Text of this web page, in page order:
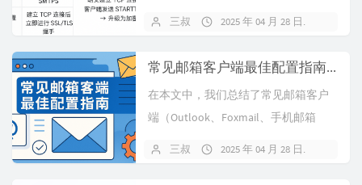
三叔 2025 年 04 月 28 日
常见邮箱客户端最佳配置指南（IMAP/SMTP完整攻略）
在本文中，我们总结了常见邮箱客户
端（Outlook、Foxmail、手机邮箱
三叔 2025 年 04 月 28 日